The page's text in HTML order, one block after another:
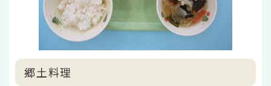
郷土料理